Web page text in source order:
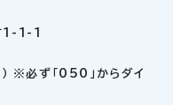
1-1-1
必ず「050」からダイ